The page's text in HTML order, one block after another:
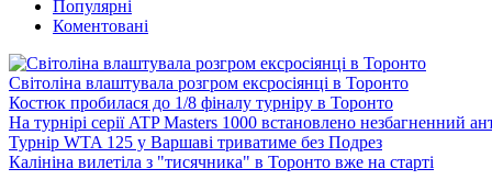
Популярні
Коментовані
Світоліна влаштувала розгром ексросіянці в Торонто
Костюк пробилася до 1/8 фіналу турніру в Торонто
На турнірі серії ATP Masters 1000 встановлено незбагненний
Турнір WTA 125 у Варшаві триватиме без Подрез
Калініна вилетіла з "тисячника" в Торонто вже на старті